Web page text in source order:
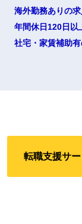
海外勤務ありの求
年間休日120日以
社宅・家賃補助有
転職支援サ